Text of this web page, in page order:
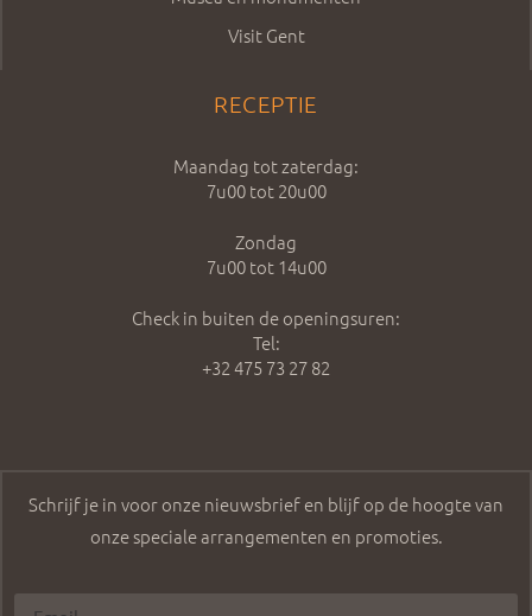
Visit Gent
RECEPTIE
Maandag tot zaterdag:
7u00 tot 20u00
Zondag
7u00 tot 14u00
Check in buiten de openingsuren:
Tel:
+32 475 73 27 82
Schrijf je in voor onze nieuwsbrief en blijf op de hoogte van
onze speciale arrangementen en promoties.